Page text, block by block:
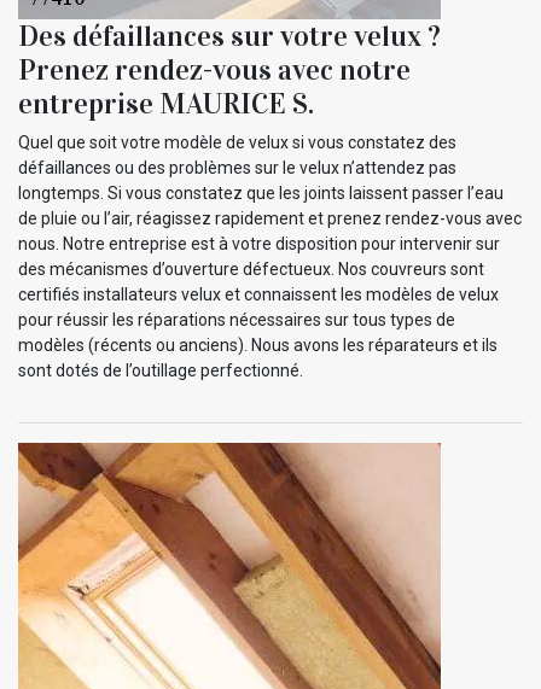
Des défaillances sur votre velux ?
Prenez rendez-vous avec notre
entreprise MAURICE S.
Quel que soit votre modèle de velux si vous constatez des
défaillances ou des problèmes sur le velux n’attendez pas
longtemps. Si vous constatez que les joints laissent passer l’eau
de pluie ou l’air, réagissez rapidement et prenez rendez-vous avec
nous. Notre entreprise est à votre disposition pour intervenir sur
des mécanismes d’ouverture défectueux. Nos couvreurs sont
certifiés installateurs velux et connaissent les modèles de velux
pour réussir les réparations nécessaires sur tous types de
modèles (récents ou anciens). Nous avons les réparateurs et ils
sont dotés de l’outillage perfectionné.